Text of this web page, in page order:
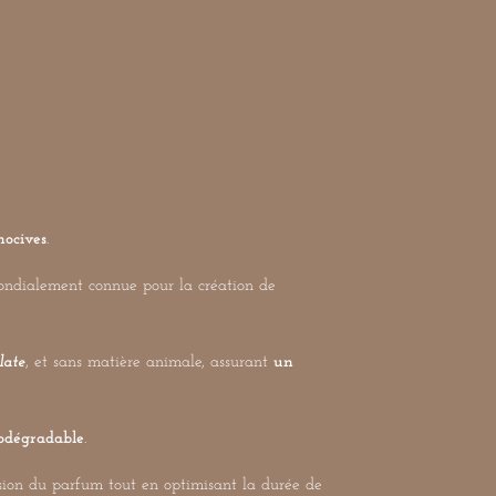
.
connue pour la création de
, et sans matière animale, assurant un
.
du parfum tout en optimisant la durée de